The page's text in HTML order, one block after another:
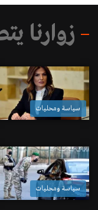
زوارنا
سياسة ومحليات
سياسة ومحليات